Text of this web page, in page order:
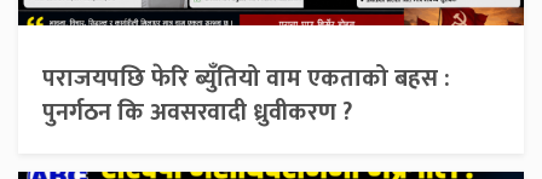
पराजयपछि फेरि ब्युँतियो वाम एकताको बहस :
पुनर्गठन कि अवसरवादी ध्रुवीकरण ?